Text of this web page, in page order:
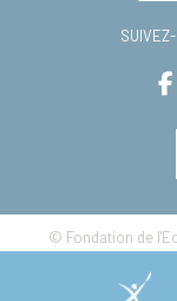
© Fondation de
Footer